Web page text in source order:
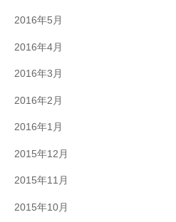
2016年5月
2016年4月
2016年3月
2016年2月
2016年1月
2015年12月
2015年11月
2015年10月